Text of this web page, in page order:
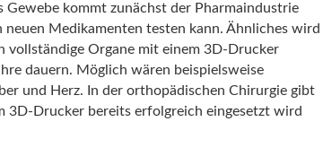
Gewebe kommt zunächst der Pharmaindustrie
Medikamenten testen kann. Ähnliches wird
vollständige Organe mit einem 3D-Drucker
dauern. Möglich wären beispielsweise
und Herz. In der orthopädischen Chirurgie gibt
3D-Drucker bereits erfolgreich eingesetzt wird